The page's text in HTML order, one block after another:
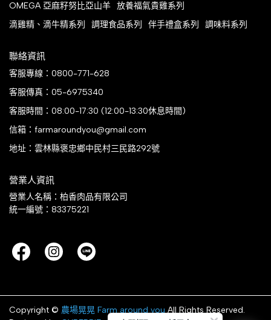
OMEGA 亞麻籽努比亞山羊 放養福氣貴雞系列
滴雞精、滴牛精系列
調理食品系列 伴手禮盒系列 調味料系列
聯絡資訊
客服專線：0800-771-628
客服傳真：05-6975340
客服時間：08:00-17:30 (12:00-13:30休息時間)
信箱：farmaroundyou@gmail.com
地址：雲林縣褒忠鄉中民村三民路292號
營業人資訊
營業人名稱：柏香肉品有限公司
統一編號：83375221
Copyright © 農場晃晃 Farm around you All Rights Reserved.